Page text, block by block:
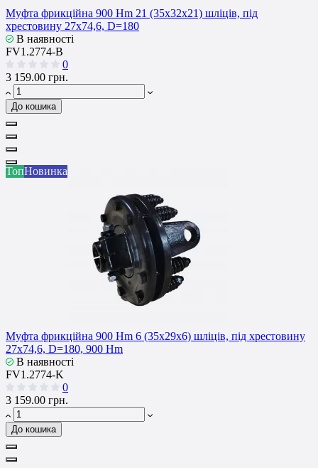
Муфта фрикційна 900 Hm 21 (35x32x21) шліців, під
хрестовину 27x74,6, D=180
В наявності
FV1.2774-B
0
3 159.00 грн.
До кошика
ТопНовинка
Муфта фрикційна 900 Hm 6 (35x29x6) шліців, під хрестовину
27x74,6, D=180, 900 Hm
В наявності
FV1.2774-K
0
3 159.00 грн.
До кошика